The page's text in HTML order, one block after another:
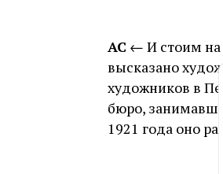
АС ← И стоим на
высказано
художников в
бюро,
1921 года оно